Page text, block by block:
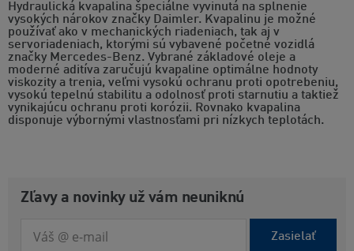
Hydraulická kvapalina špeciálne vyvinutá na splnenie
vysokých nárokov značky Daimler. Kvapalinu je možné
používať ako v mechanických riadeniach, tak aj v
servoriadeniach, ktorými sú vybavené početné vozidlá
značky Mercedes-Benz. Vybrané základové oleje a
moderné aditíva zaručujú kvapaline optimálne hodnoty
viskozity a trenia, veľmi vysokú ochranu proti opotrebeniu,
vysokú tepelnú stabilitu a odolnosť proti starnutiu a taktiež
vynikajúcu ochranu proti korózii. Rovnako kvapalina
disponuje výbornými vlastnosťami pri nízkych teplotách.
Zľavy a novinky už vám neuniknú
Zasielať